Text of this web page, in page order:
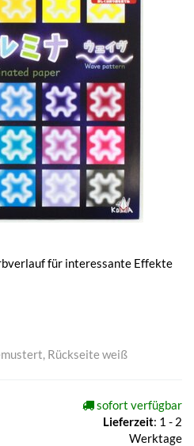
für interessante Effekte
Rückseite weiß
sofort verfügbar
Lieferzeit: 1 - 2
Werktage